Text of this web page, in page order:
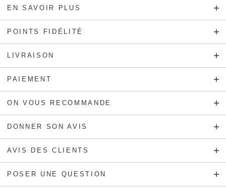
EN SAVOIR PLUS
POINTS FIDÉLITÉ
LIVRAISON
PAIEMENT
ON VOUS RECOMMANDE
DONNER SON AVIS
AVIS DES CLIENTS
POSER UNE QUESTION